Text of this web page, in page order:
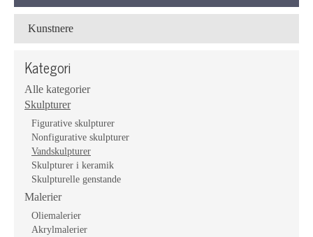
Kunstnere
Kategori
Alle kategorier
Skulpturer
Figurative skulpturer
Nonfigurative skulpturer
Vandskulpturer
Skulpturer i keramik
Skulpturelle genstande
Malerier
Oliemalerier
Akrylmalerier